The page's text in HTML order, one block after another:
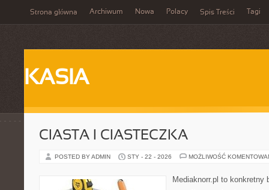
Strona główna Archiwum Nowa Polacy Spis Treści Tagi
KASIA
CIASTA I CIASTECZKA
POSTED BY ADMIN STY - 22 - 2026 MOŻLIWOŚĆ
Mediaknorr.pl to konkretny